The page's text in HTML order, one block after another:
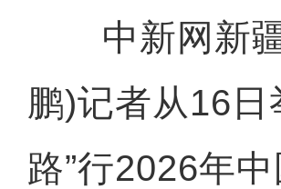
中新网新疆
鹏)记者从16日
路”行2026年